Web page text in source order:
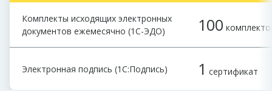
Комплекты исходящих электронных
документов ежемесячно (1С-ЭДО) 100
Электронная подпись (1С:Подпись) 1 сертификат